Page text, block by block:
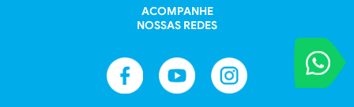
VOCÊ
Entre em
ACOMPANHE
NOSSAS REDES